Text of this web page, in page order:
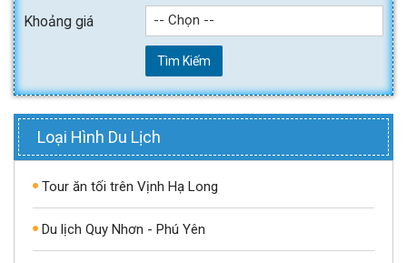
Khoảng giá -- Chọn --
Tìm Kiếm
Loại Hình Du Lịch
Tour ăn tối trên Vịnh Hạ Long
Du lịch Quy Nhơn - Phú Yên